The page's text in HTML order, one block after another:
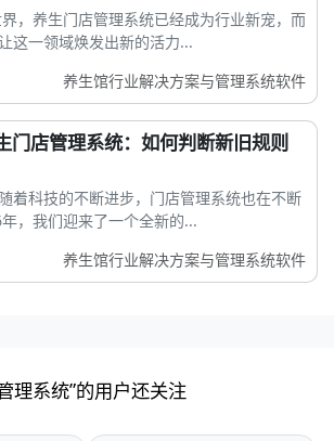
，养生门店管理系统已经成为行业新宠，而
这一领域焕发出新的活力...
养生馆行业解决方案与管理系统软件
门店管理系统：如何判断新旧规则
着科技的不断进步，门店管理系统也在不断
，我们迎来了一个全新的...
养生馆行业解决方案与管理系统软件
理系统”的用户还关注